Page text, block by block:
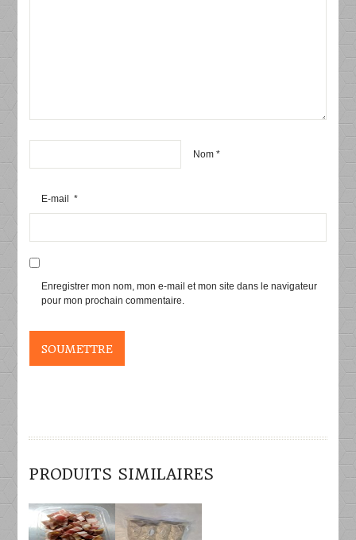
Nom *
E-mail*
Enregistrer mon nom, mon e-mail et mon site dans le navigateur
pour mon prochain commentaire.
PRODUITS SIMILAIRES